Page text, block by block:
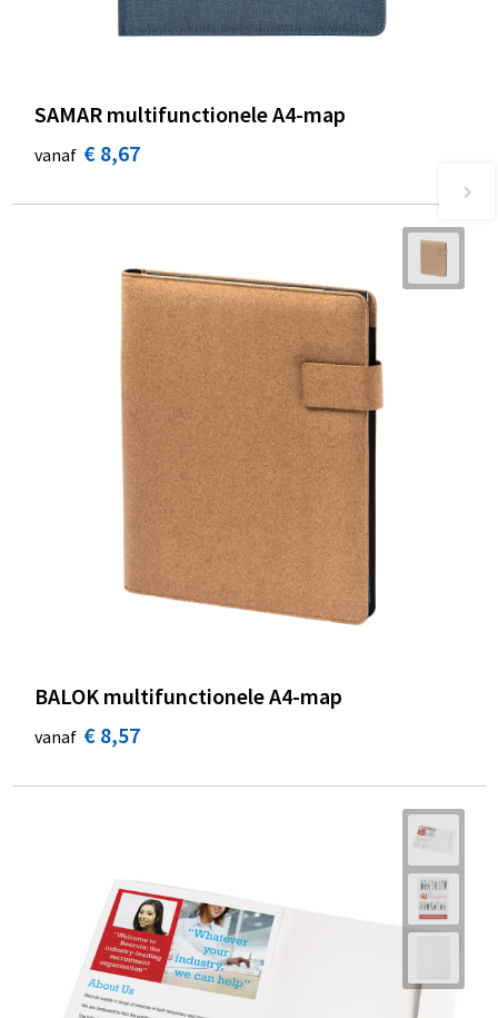
SAMAR multifunctionele A4-map
vanaf € 8,67
BALOK multifunctionele A4-map
vanaf € 8,57